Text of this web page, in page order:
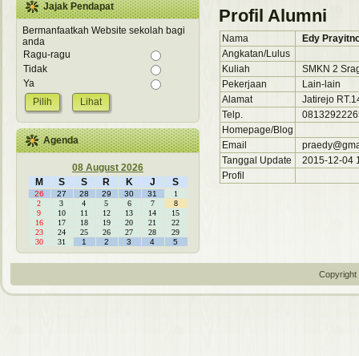
Jajak Pendapat
Bermanfaatkah Website sekolah bagi
anda
Ragu-ragu
Tidak
Ya
Lihat
Agenda
08 August 2026
M
S S R K J S
26 27 28 29 30 31
1
2
3 4 5 6 7
8
9
10 11 12 13 14
15
16
17 18 19 20 21
22
23
24 25 26 27 28
29
30
31 1 2 3 4 5
Profil Alumni
Nama
Edy
Angkatan/Lulus
Kuliah
SMKN 2
Pekerjaan
Lain-lain
Alamat
Jatirejo
Telp.
Homepage/Blog
Email
Tanggal Update
2015-12-04
Profil